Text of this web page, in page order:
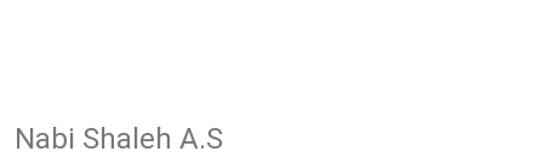
Nabi Shaleh A.S